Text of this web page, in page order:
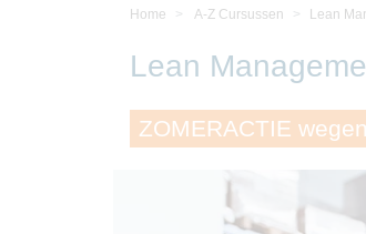
Home A-Z Cursussen Lean
Lean
ZOMERACTIE